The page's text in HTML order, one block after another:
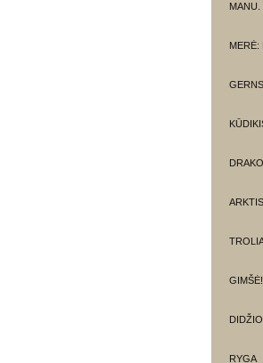
MANU.
MERĖ:
GIMŠĖ!
RYGA